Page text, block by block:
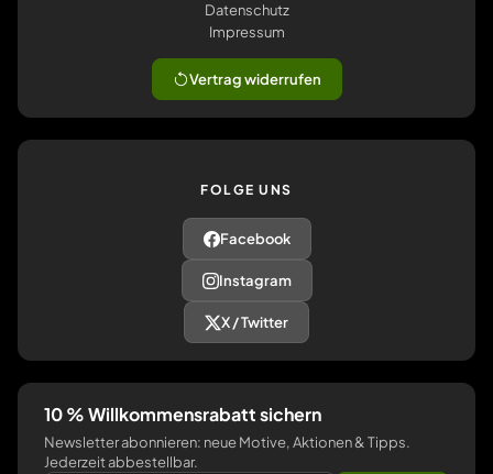
Datenschutz
Impressum
Vertrag widerrufen
FOLGE UNS
Facebook
Instagram
X / Twitter
10 % Willkommensrabatt sichern
Newsletter abonnieren: neue Motive, Aktionen & Tipps.
Jederzeit abbestellbar.